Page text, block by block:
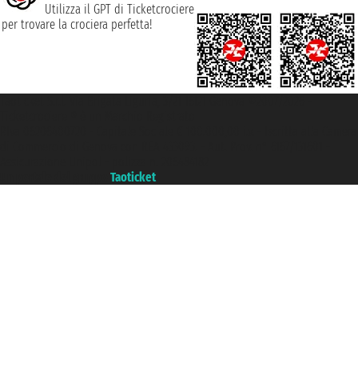
Utilizza il GPT di Ticketcrociere
per trovare la crociera perfetta!
Taoticket